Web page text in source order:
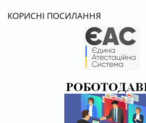
КОРИСНІ ПОСИЛАННЯ